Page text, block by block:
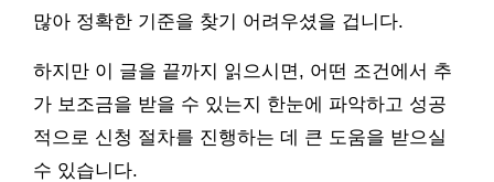
많아 정확한 기준을 찾기 어려우셨을 겁니다.
하지만 이 글을 끝까지 읽으시면, 어떤 조건에서 추
가 보조금을 받을 수 있는지 한눈에 파악하고 성공
적으로 신청 절차를 진행하는 데 큰 도움을 받으실
수 있습니다.